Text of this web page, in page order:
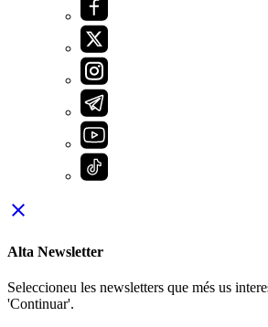
close
Alta Newsletter
Seleccioneu les newsletters que més us
'Continuar'.